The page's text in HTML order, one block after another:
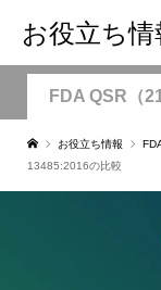
お役立ち情
FDA QSR（
お役立ち情報
13485:2016の比較